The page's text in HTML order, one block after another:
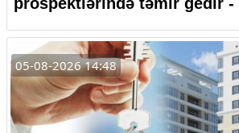
prospektlərində təmir gedir -
05-08-2026 14:48